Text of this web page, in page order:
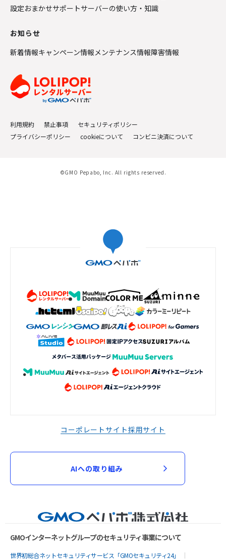
設定おまかせサポートサーバーの使い方・知識
お知らせ
新着情報キャンペーン情報メンテナンス情報障害情報
利用規約 禁止事項
セキュリティポリシー
プライバシーポリシー
cookieについて コンビニ決済について
©GMO Pepabo, Inc. All rights reserved.
コーポレートサイト採用サイト
AIへの取り組み
GMOインターネットグループのセキュリティ事業について
世界初総合ネットセキュリティサービス「GMOセキュリティ24」